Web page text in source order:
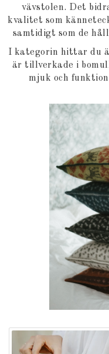
vävstolen. Det
kvalitet som
samtidigt som de
I kategorin hittar du
är tillverkade i
mjuk och